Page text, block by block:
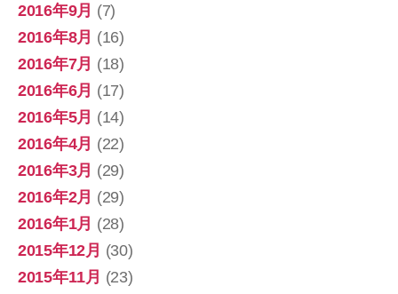
2016年9月 (7)
2016年8月 (16)
2016年7月 (18)
2016年6月 (17)
2016年5月 (14)
2016年4月 (22)
2016年3月 (29)
2016年2月 (29)
2016年1月 (28)
2015年12月 (30)
2015年11月 (23)